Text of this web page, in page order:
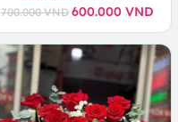
700.000VND Giá
gốc
là:
700.000 VND.
600.000VND
Giá
hiện
tại
là:
600.000 VND.